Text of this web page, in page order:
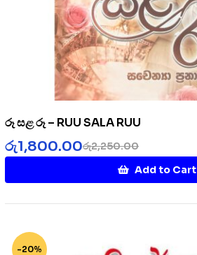
රූ සළ රූ – RUU SALA RUU
රු2,250.00
රු1,800.00
Add to Cart
-20%